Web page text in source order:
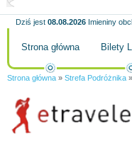
Dziś jest 08.08.2026 Imieniny
Strona główna Bilety
Strona główna » Strefa Podróżnika »